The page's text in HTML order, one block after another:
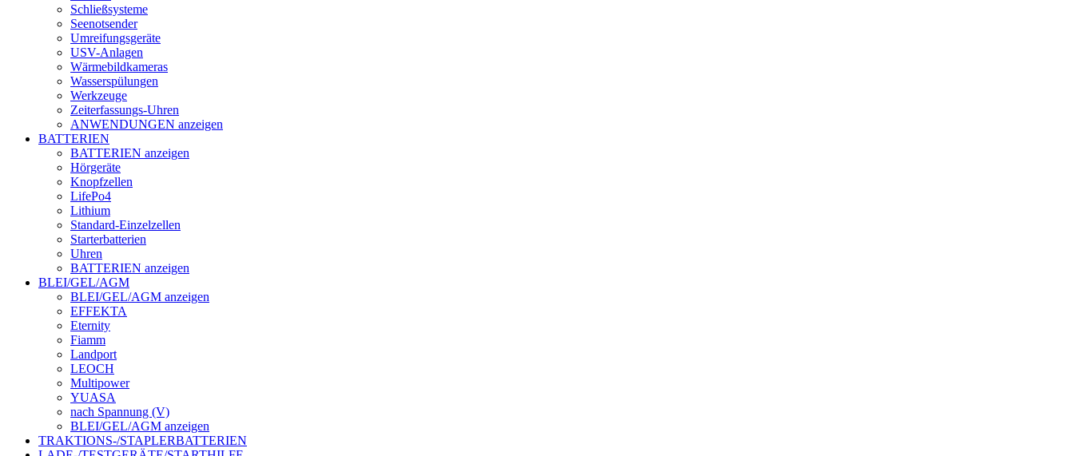
Schließsysteme
Seenotsender
Umreifungsgeräte
USV-Anlagen
Wärmebildkameras
Wasserspülungen
Werkzeuge
Zeiterfassungs-Uhren
ANWENDUNGEN anzeigen
BATTERIEN
BATTERIEN anzeigen
Hörgeräte
Knopfzellen
LifePo4
Lithium
Standard-Einzelzellen
Starterbatterien
Uhren
BATTERIEN anzeigen
BLEI/GEL/AGM
BLEI/GEL/AGM anzeigen
EFFEKTA
Eternity
Fiamm
Landport
LEOCH
Multipower
YUASA
nach Spannung (V)
BLEI/GEL/AGM anzeigen
TRAKTIONS-/STAPLERBATTERIEN